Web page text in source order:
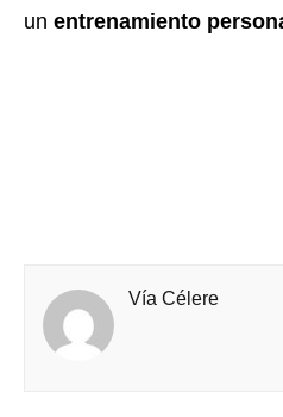
un entrenamiento
Vía Célere